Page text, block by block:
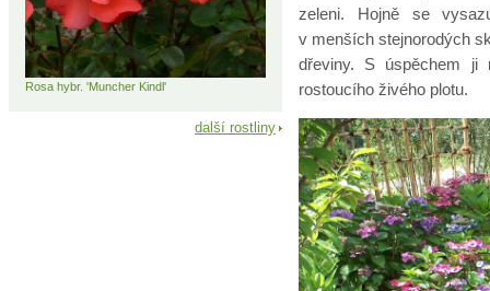
zeleni. Hojně se
v menších stejnorodých
dřeviny. S úspěchem ji
rostoucího živého plotu.
Rosa hybr. 'Muncher Kindl'
další rostliny